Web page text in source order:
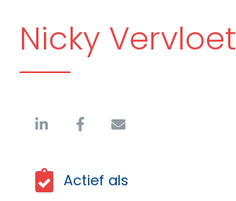
Nicky Vervloet
Actief als